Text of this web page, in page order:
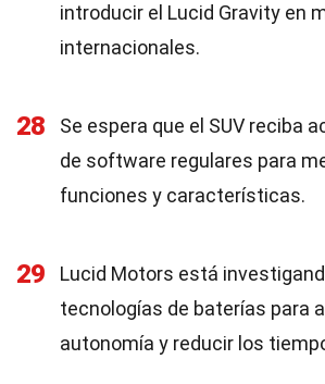
introducir el Lucid Gravity en
internacionales.
28
Se espera que el SUV reciba
de software regulares para
funciones y características.
29
Lucid Motors está
tecnologías de baterías para
autonomía y reducir los